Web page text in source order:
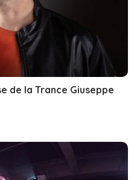
de la Trance Giuseppe